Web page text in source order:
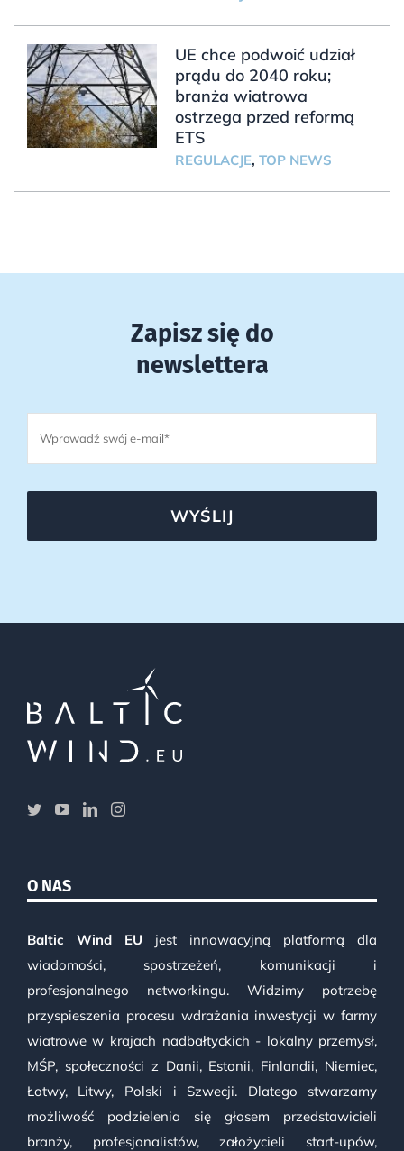
UE chce podwoić udział
prądu do 2040 roku;
branża wiatrowa
ostrzega przed reformą
ETS
REGULACJE, TOP NEWS
Zapisz się do
newslettera
WYŚLIJ
O NAS
Baltic Wind EU jest innowacyjną platformą dla
wiadomości, spostrzeżeń, komunikacji i
profesjonalnego networkingu. Widzimy potrzebę
przyspieszenia procesu wdrażania inwestycji w farmy
wiatrowe w krajach nadbałtyckich - lokalny przemysł,
MŚP, społeczności z Danii, Estonii, Finlandii, Niemiec,
Łotwy, Litwy, Polski i Szwecji. Dlatego stwarzamy
możliwość podzielenia się głosem przedstawicieli
branży, profesjonalistów, założycieli start-upów,